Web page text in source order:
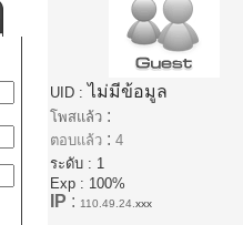
UID : ไม่มีข้อมูล
โพสแล้ว :
ตอบแล้ว : 4
ระดับ : 1
Exp : 100%
IP : 110.49.24. xxx